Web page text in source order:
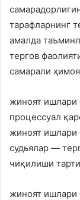
тарафларнинг
амалда
тергов
самарали
жиноят ишлари
процессуал
жиноят ишлари
судьялар —
чиқилиши
жиноят ишлари